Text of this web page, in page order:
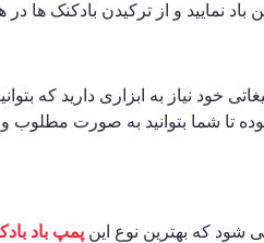
نمایید و از ترکیدن بادکنک ها
خود نیاز به ابزاری دارید که
تا شما بتوانید به صورت مطلوب و
شود که بهترین نوع این پمپ باد